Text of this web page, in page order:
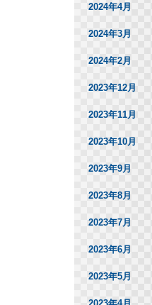
2024年4月
2024年3月
2024年2月
2023年12月
2023年11月
2023年10月
2023年9月
2023年8月
2023年7月
2023年6月
2023年5月